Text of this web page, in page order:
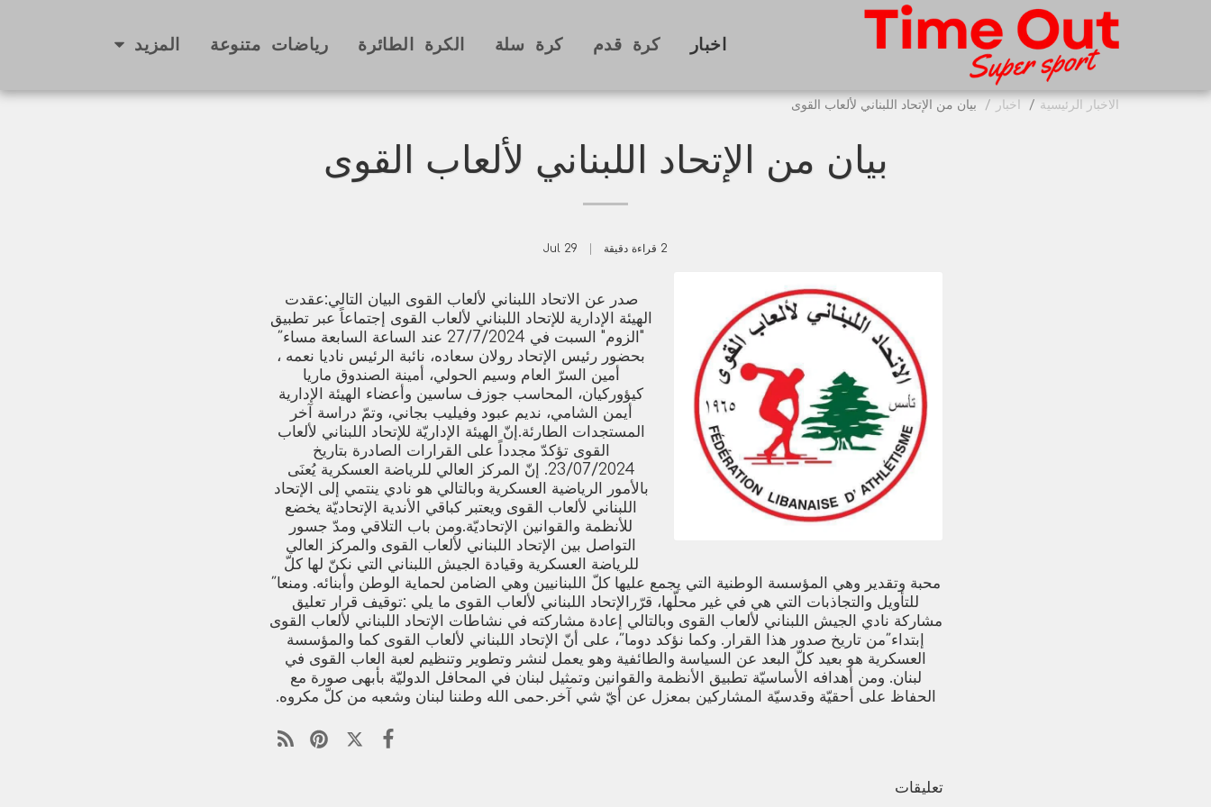
اخبار كرة قدم كرة سلة الكرة الطائرة رياضات متنوعة المزيد
الاخبار الرئيسية اخبار بيان من الإتحاد اللبناني لألعاب القوى
بيان من الإتحاد اللبناني لألعاب القوى
2 قراءة دقيقة 29
Jul
صدر عن الاتحاد اللبناني لألعاب القوى البيان التالي:عقدت
الهيئة الإدارية للإتحاد اللبناني لألعاب القوى إجتماعاً عبر تطبيق
"الزوم" السبت في 27/7/2024 عند الساعة السابعة مساء˝
بحضور رئيس الإتحاد رولان سعاده، نائبة الرئيس ناديا نعمه ،
أمين السرّ العام وسيم الحولي، أمينة الصندوق ماريا
كيؤوركيان، المحاسب جوزف ساسين وأعضاء الهيئة الإدارية
أيمن الشامي، نديم عبود وفيليب بجاني، وتمّ دراسة آخر
المستجدات الطارئة.إنّ الهيئة الإداريّة للإتحاد اللبناني لألعاب
القوى تؤكدّ مجدداً على القرارات الصادرة بتاريخ
23/07/2024. إنّ المركز العالي للرياضة العسكرية يُعنَى
بالأمور الرياضية العسكرية وبالتالي هو نادي ينتمي إلى الإتحاد
اللبناني لألعاب القوى ويعتبر كباقي الأندية الإتحاديّة يخضع
للأنظمة والقوانين الإتحاديّة.ومن باب التلاقي ومدّ جسور
التواصل بين الإتحاد اللبناني لألعاب القوى والمركز العالي
للرياضة العسكرية وقيادة الجيش اللبناني التي نكنّ لها كلّ
محبة وتقدير وهي المؤسسة الوطنية التي يجمع عليها كلّ اللبنانيين وهي الضامن لحماية الوطن وأبنائه. ومنعا˝
للتأويل والتجاذبات التي هي في غير محلّها، قرّرالإتحاد اللبناني لألعاب القوى ما يلي :توقيف قرار تعليق
مشاركة نادي الجيش اللبناني لألعاب القوى وبالتالي إعادة مشاركته في نشاطات الإتحاد اللبناني لألعاب القوى
إبتداء˝من تاريخ صدور هذا القرار. وكما نؤكد دوما˝، على أنّ الإتحاد اللبناني لألعاب القوى كما والمؤسسة
العسكرية هو بعيد كلّ البعد عن السياسة والطائفية وهو يعمل لنشر وتطوير وتنظيم لعبة العاب القوى في
لبنان. ومن أهدافه الأساسيّة تطبيق الأنظمة والقوانين وتمثيل لبنان في المحافل الدوليّة بأبهى صورة مع
الحفاظ على أحقيّة وقدسيّة المشاركين بمعزل عن أيّ شي آخر.حمى الله وطننا لبنان وشعبه من كلّ مكروه.
تعليقات